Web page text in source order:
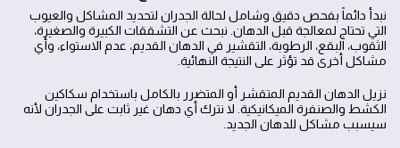
نبدأ دائماً بفحص دقيق وشامل لحالة الجدران لتحديد المشاكل والعيوب
التي تحتاج لمعالجة قبل الدهان. نبحث عن التشققات الكبيرة والصغيرة،
الثقوب، البقع، الرطوبة، التقشير في الدهان القديم، عدم الاستواء، وأي
مشاكل أخرى قد تؤثر على النتيجة النهائية.
نزيل الدهان القديم المتقشر أو المتضرر بالكامل باستخدام سكاكين
الكشط والصنفرة الميكانيكية. لا نترك أي دهان غير ثابت على الجدران لأنه
سيسبب مشاكل للدهان الجديد.